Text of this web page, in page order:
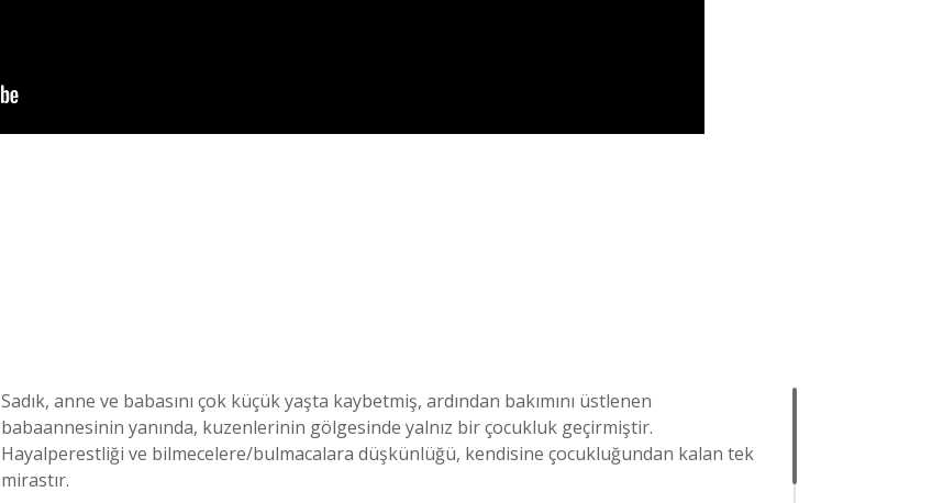
Sadık, anne ve babasını çok küçük yaşta kaybetmiş, ardından bakımını üstlenen
babaannesinin yanında, kuzenlerinin gölgesinde yalnız bir çocukluk geçirmiştir.
Hayalperestliği ve bilmecelere/bulmacalara düşkünlüğü, kendisine çocukluğundan kalan tek
mirastır.